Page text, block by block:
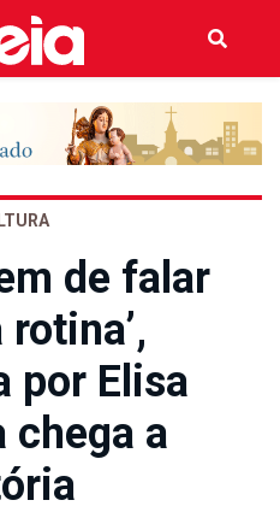
de falar
por Elisa
chega a